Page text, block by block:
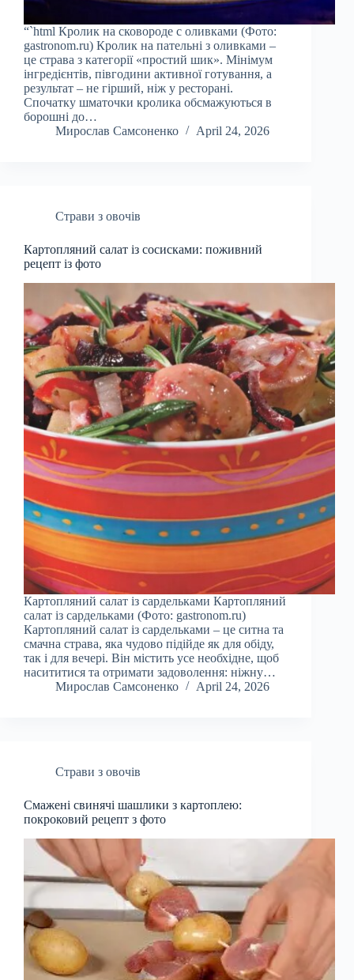
“`html Кролик на сковороде с оливками (Фото:
gastronom.ru) Кролик на пательні з оливками –
це страва з категорії «простий шик». Мінімум
інгредієнтів, півгодини активної готування, а
результат – не гірший, ніж у ресторані.
Спочатку шматочки кролика обсмажуються в
борошні до…
Мирослав Самсоненко
April 24, 2026
Страви з овочів
Картопляний салат із сосисками: поживний
рецепт із фото
Картопляний салат із сардельками Картопляний
салат із сардельками (Фото: gastronom.ru)
Картопляний салат із сардельками – це ситна та
смачна страва, яка чудово підійде як для обіду,
так і для вечері. Він містить усе необхідне, щоб
насититися та отримати задоволення: ніжну…
Мирослав Самсоненко
April 24, 2026
Страви з овочів
Смажені свинячі шашлики з картоплею:
покроковий рецепт з фото